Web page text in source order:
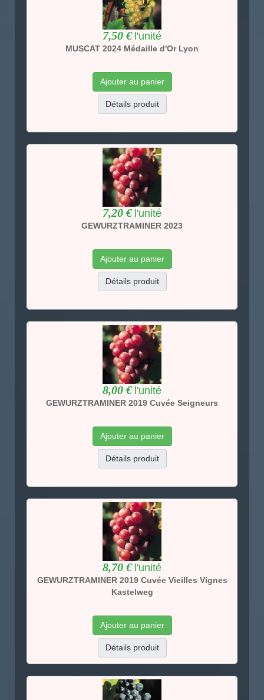
7,50 € l'unité
MUSCAT 2024 Médaille d'Or Lyon
Ajouter au panier
Détails produit
7,20 € l'unité
GEWURZTRAMINER 2023
Ajouter au panier
Détails produit
8,00 € l'unité
GEWURZTRAMINER 2019 Cuvée Seigneurs
Ajouter au panier
Détails produit
8,70 € l'unité
GEWURZTRAMINER 2019 Cuvée Vieilles Vignes
Kastelweg
Ajouter au panier
Détails produit